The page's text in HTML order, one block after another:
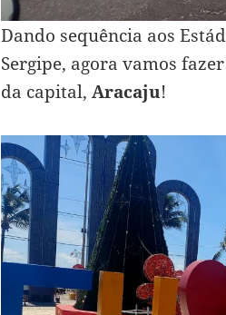
Dando sequência aos
Sergipe, agora vamos
da capital, Aracaju!